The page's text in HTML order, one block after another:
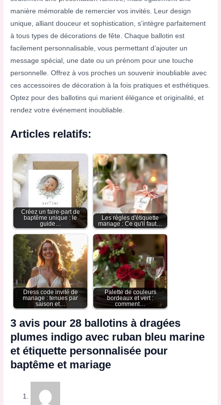
manière mémorable de remercier vos invités. Leur design
unique, alliant douceur et sophistication, s’intègre parfaitement
à tous types de décorations de fête. Chaque ballotin est
facilement personnalisable, vous permettant d’ajouter un
message spécial, une date ou un prénom pour une touche
personnelle. Offrez à vos proches un souvenir inoubliable avec
ces accessoires de décoration à la fois pratiques et esthétiques.
Optez pour des ballotins qui marient élégance et originalité, et
rendez votre événement inoubliable.
Articles relatifs:
Créez un faire-part de
baptême unique : le
guide…
Les règles d'étiquette
mariage : Ce qu'il faut…
Dress code invité de
mariage : tenues par
saison et…
Palette de couleurs
bordeaux et vert :
comment…
3 avis pour28 ballotins à dragées
plumes indigo avec ruban bleu marine
et étiquette personnalisée pour
baptême et mariage